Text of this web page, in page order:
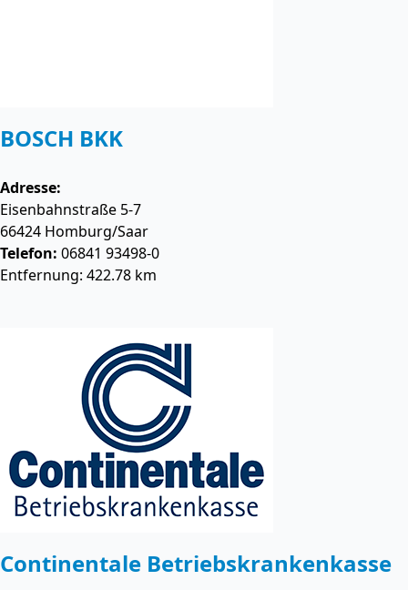
BOSCH BKK
Adresse:
Eisenbahnstraße 5-7
66424 Homburg/Saar
Telefon: 06841 93498-0
Entfernung: 422.78 km
Continentale Betriebskrankenkasse